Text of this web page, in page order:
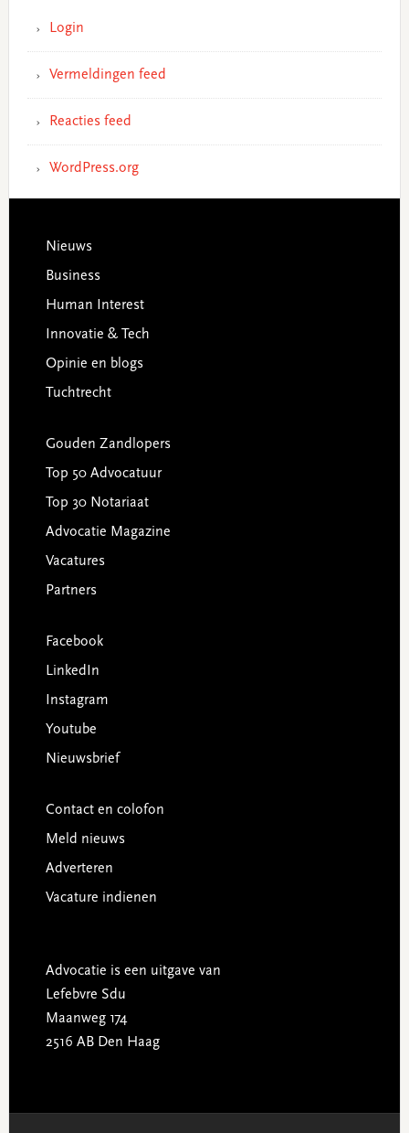
Login
Vermeldingen feed
Reacties feed
WordPress.org
Footer
Nieuws
Business
Human Interest
Innovatie & Tech
Opinie en blogs
Tuchtrecht
Gouden Zandlopers
Top 50 Advocatuur
Top 30 Notariaat
Advocatie Magazine
Vacatures
Partners
Facebook
LinkedIn
Instagram
Youtube
Nieuwsbrief
Contact en colofon
Meld nieuws
Adverteren
Vacature indienen
Advocatie is een uitgave van
Lefebvre Sdu
Maanweg 174
2516 AB Den Haag